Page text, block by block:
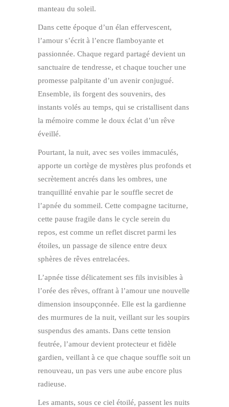
manteau du soleil.
Dans cette époque d’un élan effervescent,
l’amour s’écrit à l’encre flamboyante et
passionnée. Chaque regard partagé devient un
sanctuaire de tendresse, et chaque toucher une
promesse palpitante d’un avenir conjugué.
Ensemble, ils forgent des souvenirs, des
instants volés au temps, qui se cristallisent dans
la mémoire comme le doux éclat d’un rêve
éveillé.
Pourtant, la nuit, avec ses voiles immaculés,
apporte un cortège de mystères plus profonds et
secrètement ancrés dans les ombres, une
tranquillité envahie par le souffle secret de
l’apnée du sommeil. Cette compagne taciturne,
cette pause fragile dans le cycle serein du
repos, est comme un reflet discret parmi les
étoiles, un passage de silence entre deux
sphères de rêves entrelacées.
L’apnée tisse délicatement ses fils invisibles à
l’orée des rêves, offrant à l’amour une nouvelle
dimension insoupçonnée. Elle est la gardienne
des murmures de la nuit, veillant sur les soupirs
suspendus des amants. Dans cette tension
feutrée, l’amour devient protecteur et fidèle
gardien, veillant à ce que chaque souffle soit un
renouveau, un pas vers une aube encore plus
radieuse.
Les amants, sous ce ciel étoilé, passent les nuits